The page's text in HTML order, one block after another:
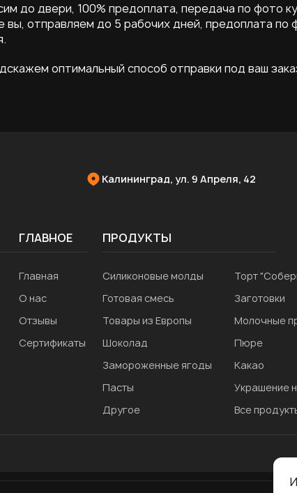
до двери, 100% предоплата, передача по фото
отправляем до 5 рабочих дней, предоплата по
оптимальный способ отправки под ваш
Калининград, ул. 9 Апреля, 42
ГЛАВНОЕ
Главная
О нас
Отзывы
Сертификаты
ПРОДУКТЫ
Силиконовые молды
Торт
Готовая смесь
Заготовки
Товары из Европы
Молочные
Шоколад
Пюре
Замороженные ягоды
Какао
Пасты
Украшение
Другое
Все